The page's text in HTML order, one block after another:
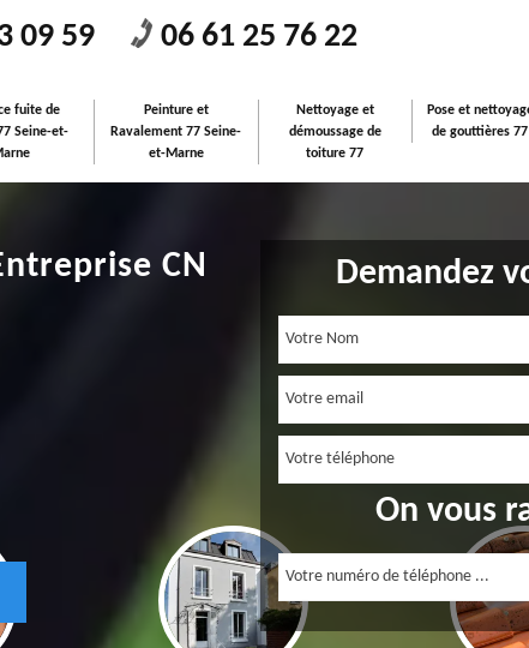
09 59 06 61 25 76 22
fuite de
Seine-et-
Peinture et
Ravalement 77 Seine-
et-Marne
Nettoyage et
démoussage de
toiture 77
Pose et
de gouttières 77
CN
Demandez
On vous